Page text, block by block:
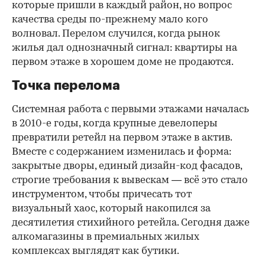
которые пришли в каждый район, но вопрос
качества среды по-прежнему мало кого
волновал. Перелом случился, когда рынок
жилья дал однозначный сигнал: квартиры на
первом этаже в хорошем доме не продаются.
Точка перелома
Системная работа с первыми этажами началась
в 2010-е годы, когда крупные девелоперы
превратили ретейл на первом этаже в актив.
Вместе с содержанием изменилась и форма:
закрытые дворы, единый дизайн-код фасадов,
строгие требования к вывескам — всё это стало
инструментом, чтобы причесать тот
визуальный хаос, который накопился за
десятилетия стихийного ретейла. Сегодня даже
алкомагазины в премиальных жилых
комплексах выглядят как бутики.